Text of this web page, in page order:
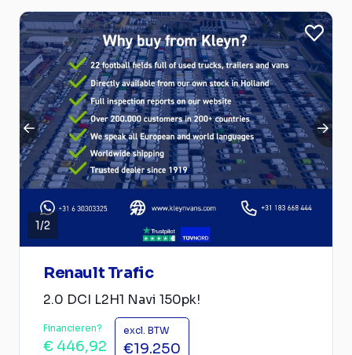
1/2
Renault Trafic
2.0 DCI L2H1 Navi 150pk!
Financieren?
€ 446,92
excl. BTW
€19.250